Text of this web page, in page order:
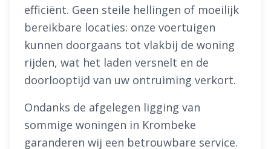
efficiënt. Geen steile hellingen of moeilijk
bereikbare locaties: onze voertuigen
kunnen doorgaans tot vlakbij de woning
rijden, wat het laden versnelt en de
doorlooptijd van uw ontruiming verkort.
Ondanks de afgelegen ligging van
sommige woningen in Krombeke
garanderen wij een betrouwbare service.